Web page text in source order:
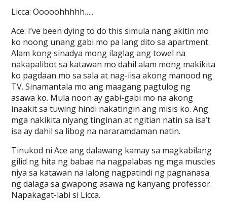
Licca: Ooooohhhhh…..
Ace: I’ve been dying to do this simula nang akitin mo
ko noong unang gabi mo pa lang dito sa apartment.
Alam kong sinadya mong ilaglag ang towel na
nakapalibot sa katawan mo dahil alam mong makikita
ko pagdaan mo sa sala at nag-iisa akong manood ng
TV. Sinamantala mo ang maagang pagtulog ng
asawa ko. Mula noon ay gabi-gabi mo na akong
inaakit sa tuwing hindi nakatingin ang misis ko. Ang
mga nakikita niyang tinginan at ngitian natin sa isa’t
isa ay dahil sa libog na nararamdaman natin.
Tinukod ni Ace ang dalawang kamay sa magkabilang
gilid ng hita ng babae na nagpalabas ng mga muscles
niya sa katawan na lalong nagpatindi ng pagnanasa
ng dalaga sa gwapong asawa ng kanyang professor.
Napakagat-labi si Licca.